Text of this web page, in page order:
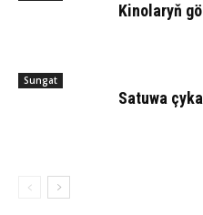
Kinolaryň
Sungat
Satuwa